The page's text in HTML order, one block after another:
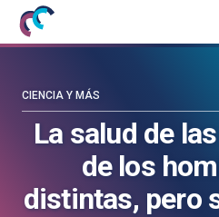
Mujeres
con
blog
La salud de
de los
distintas, pero
CIENCIA Y MÁS